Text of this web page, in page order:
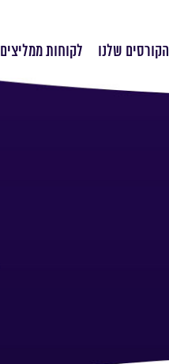
הקורסים שלנו לקוחות ממליצים